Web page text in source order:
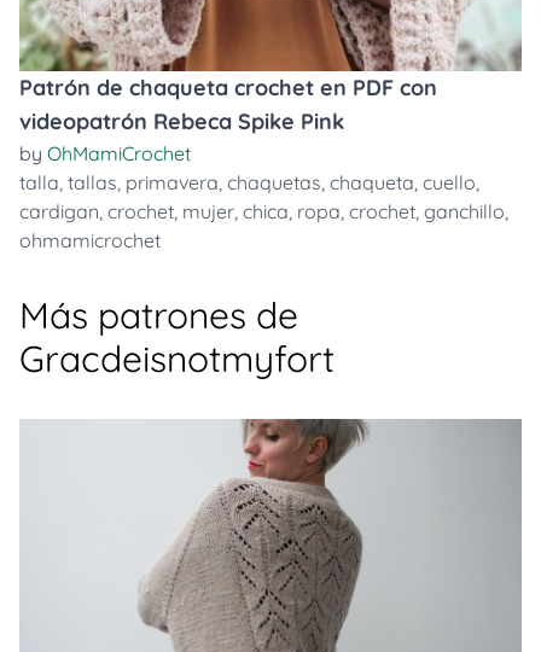
Patrón de chaqueta crochet en PDF con
videopatrón Rebeca Spike Pink
by OhMamiCrochet
talla, tallas, primavera, chaquetas, chaqueta, cuello,
cardigan, crochet, mujer, chica, ropa, crochet, ganchillo,
ohmamicrochet
Más patrones de
Gracdeisnotmyfort